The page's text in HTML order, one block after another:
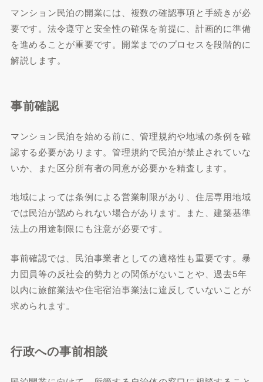
マンション民泊の開業には、複数の確認事項と手続きが必
要です。法令遵守と安全性の確保を前提に、計画的に準備
を進めることが重要です。開業までのプロセスを段階的に
解説します。
事前確認
マンション民泊を始める前に、管理規約や地域の条例を確
認する必要があります。管理規約で民泊が禁止されていな
いか、また区分所有者の同意が必要かを精査します。
地域によっては条例による営業制限があり、住居専用地域
では民泊が認められない場合があります。また、建築基準
法上の用途制限にも注意が必要です。
事前確認では、民泊事業者としての適格性も重要です。暴
力団員等の反社会的勢力との関係がないことや、過去5年
以内に旅館業法や住宅宿泊事業法に違反していないことが
求められます。
行政への事前相談